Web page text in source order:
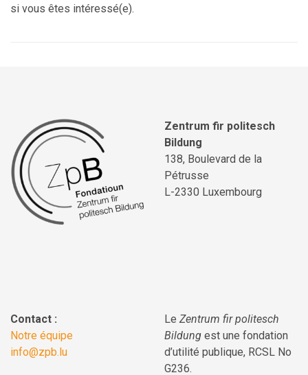
si vous êtes intéressé(e).
Zentrum fir politesch
Bildung
138, Boulevard de la
Pétrusse
L-2330 Luxembourg
Contact :
Notre équipe
info@zpb.lu
Le Zentrum fir politesch
Bildung est une fondation
d’utilité publique, RCSL No
G236.